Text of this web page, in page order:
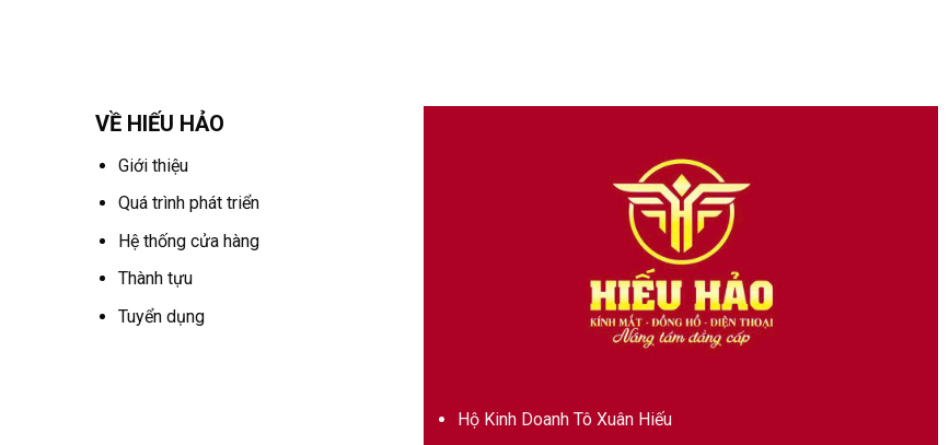
VỀ HIẾU HẢO
Giới thiệu
Quá trình phát triển
Hệ thống cửa hàng
Thành tựu
Tuyển dụng
Hộ Kinh Doanh Tô Xuân Hiếu